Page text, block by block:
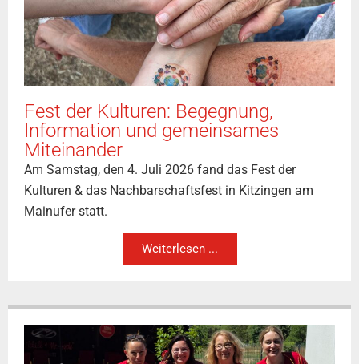
Fest der Kulturen: Begegnung,
Information und gemeinsames
Miteinander
Am Samstag, den 4. Juli 2026 fand das Fest der
Kulturen & das Nachbarschaftsfest in Kitzingen am
Mainufer statt.
Weiterlesen ...